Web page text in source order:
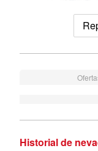
Historial de